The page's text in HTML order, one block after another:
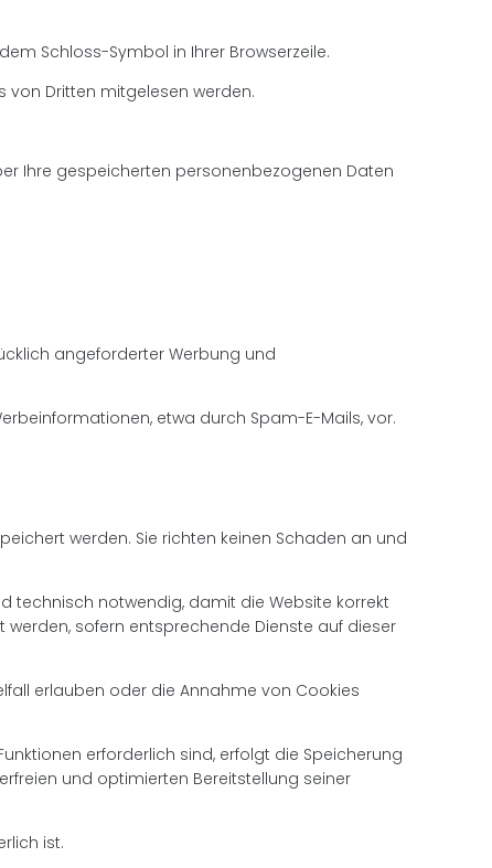
Schloss-Symbol in Ihrer Browserzeile.
von Dritten mitgelesen werden.
Ihre gespeicherten personenbezogenen Daten
angeforderter Werbung und
etwa durch Spam-E-Mails, vor.
werden. Sie richten keinen Schaden an und
technisch notwendig, damit die Website korrekt
werden, sofern entsprechende Dienste auf dieser
erlauben oder die Annahme von Cookies
erforderlich sind, erfolgt die Speicherung
und optimierten Bereitstellung seiner
ist.